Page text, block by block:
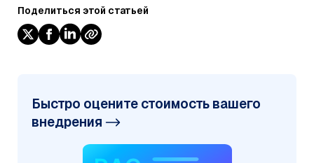
Поделиться этой статьей
Быстро оцените стоимость вашего
внедрения